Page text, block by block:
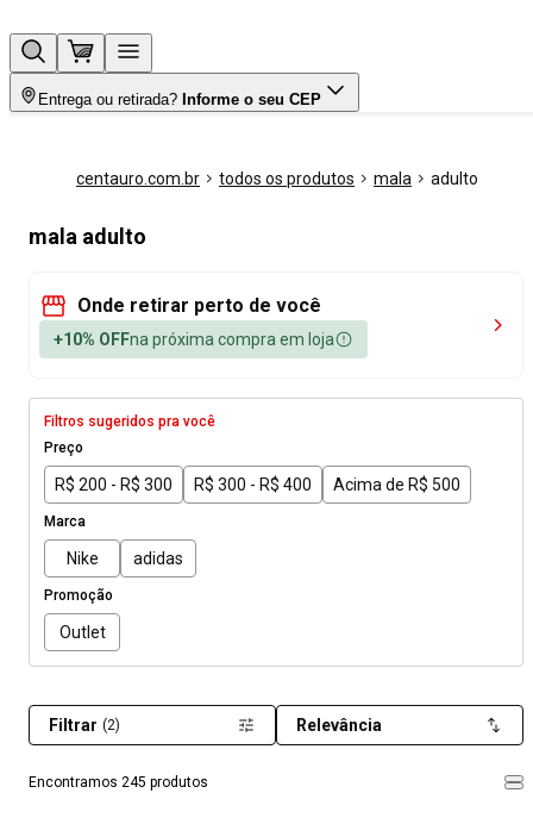
Entrega ou retirada? Informe o seu CEP
centauro.com.br todos os produtos mala adulto
mala adulto
Onde retirar perto de você
+10% OFFna próxima compra em loja
Filtros sugeridos pra você
Preço
R$ 200 - R$ 300 R$ 300 - R$ 400 Acima de R$ 500
Marca
Nike adidas
Promoção
Outlet
Encontramos 245 produtos
Filtrar (2) Relevância